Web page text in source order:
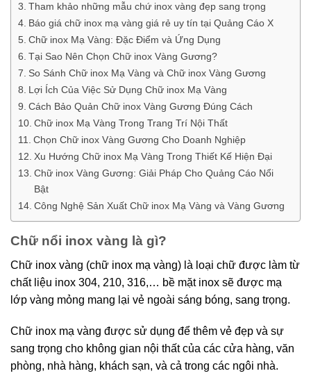
Tham khảo những mẫu chứ inox vàng đẹp sang trọng
Báo giá chữ inox mạ vàng giá rẻ uy tín tại Quảng Cáo X
Chữ inox Mạ Vàng: Đặc Điểm và Ứng Dụng
Tại Sao Nên Chọn Chữ inox Vàng Gương?
So Sánh Chữ inox Mạ Vàng và Chữ inox Vàng Gương
Lợi Ích Của Việc Sử Dụng Chữ inox Mạ Vàng
Cách Bảo Quản Chữ inox Vàng Gương Đúng Cách
Chữ inox Mạ Vàng Trong Trang Trí Nội Thất
Chọn Chữ inox Vàng Gương Cho Doanh Nghiệp
Xu Hướng Chữ inox Mạ Vàng Trong Thiết Kế Hiện Đại
Chữ inox Vàng Gương: Giải Pháp Cho Quảng Cáo Nổi
Bật
Công Nghệ Sản Xuất Chữ inox Mạ Vàng và Vàng Gương
Chữ nổi inox vàng là gì?
Chữ inox vàng (chữ inox mạ vàng) là loại chữ được làm từ
chất liệu inox 304, 210, 316,… bề mặt inox sẽ được mạ
lớp vàng mỏng mang lại vẻ ngoài sáng bóng, sang trọng.
Chữ inox mạ vàng được sử dụng để thêm vẻ đẹp và sự
sang trọng cho không gian nội thất của các cửa hàng, văn
phòng, nhà hàng, khách sạn, và cả trong các ngôi nhà.